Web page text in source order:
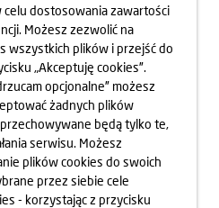
TRZY
NA PSIM POLU
dowiedz się więcej
celu dostosowania zawartości
Możesz zezwolić na
wszystkich plików i przejść do
„Akceptuję cookies”.
opcjonalne” możesz
żadnych plików
będą tylko te,
serwisu. Możesz
plików cookies do swoich
przez siebie cele
- korzystając z przycisku